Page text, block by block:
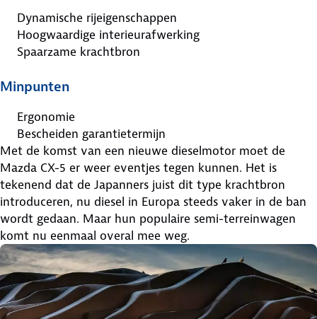
Dynamische rijeigenschappen
Hoogwaardige interieurafwerking
Spaarzame krachtbron
Minpunten
Ergonomie
Bescheiden garantietermijn
Met de komst van een nieuwe dieselmotor moet de
Mazda CX-5 er weer eventjes tegen kunnen. Het is
tekenend dat de Japanners juist dit type krachtbron
introduceren, nu diesel in Europa steeds vaker in de ban
wordt gedaan. Maar hun populaire semi-terreinwagen
komt nu eenmaal overal mee weg.